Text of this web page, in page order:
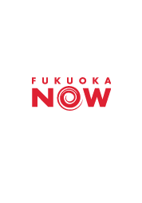
Events